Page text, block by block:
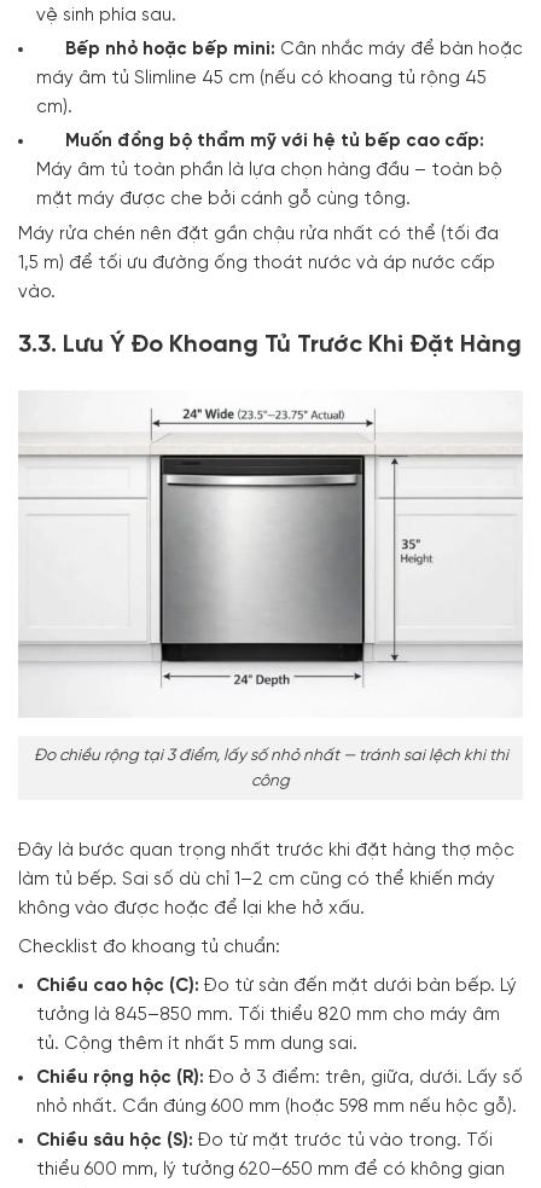
vệ sinh phía sau.
Bếp nhỏ hoặc bếp mini: Cân nhắc máy để bàn hoặc
máy âm tủ Slimline 45 cm (nếu có khoang tủ rộng 45
cm).
Muốn đồng bộ thẩm mỹ với hệ tủ bếp cao cấp:
Máy âm tủ toàn phần là lựa chọn hàng đầu – toàn bộ
mặt máy được che bởi cánh gỗ cùng tông.
Máy rửa chén nên đặt gần chậu rửa nhất có thể (tối đa
1,5 m) để tối ưu đường ống thoát nước và áp nước cấp
vào.
3.3. Lưu Ý Đo Khoang Tủ Trước Khi Đặt Hàng
Đo chiều rộng tại 3 điểm, lấy số nhỏ nhất — tránh sai lệch khi thi
công
Đây là bước quan trọng nhất trước khi đặt hàng thợ mộc
làm tủ bếp. Sai số dù chỉ 1–2 cm cũng có thể khiến máy
không vào được hoặc để lại khe hở xấu.
Checklist đo khoang tủ chuẩn:
Chiều cao hộc (C): Đo từ sàn đến mặt dưới bàn bếp. Lý
tưởng là 845–850 mm. Tối thiểu 820 mm cho máy âm
tủ. Cộng thêm ít nhất 5 mm dung sai.
Chiều rộng hộc (R): Đo ở 3 điểm: trên, giữa, dưới. Lấy số
nhỏ nhất. Cần đúng 600 mm (hoặc 598 mm nếu hộc gỗ).
Chiều sâu hộc (S): Đo từ mặt trước tủ vào trong. Tối
thiểu 600 mm, lý tưởng 620–650 mm để có không gian